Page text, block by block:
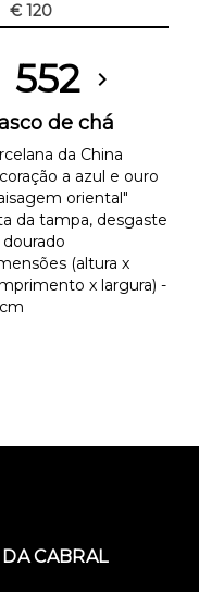
€ 120
552 chevron_right
de chá
da China
a azul e ouro
oriental"
da tampa, desgaste
(altura x
x largura) -
CABRAL